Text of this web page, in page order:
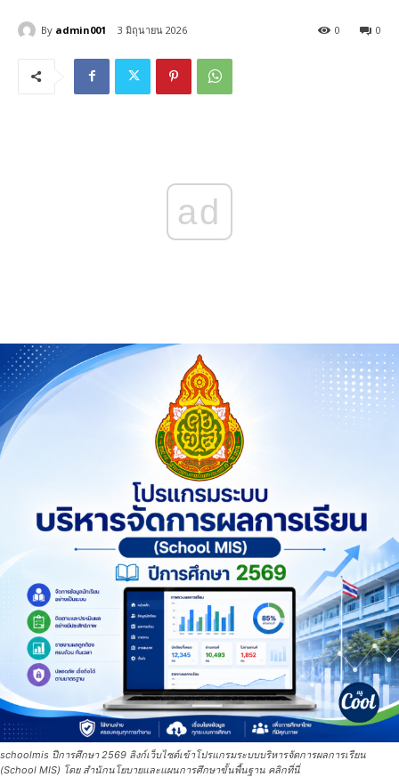
By admin001 3 มิถุนายน 2026 0
0
ad
schoolmis ปีการศึกษา 2569 ลิงก์เว็บไซต์เข้าโปรแกรมระบบบริหารจัดการผลการเรียน
(School MIS) โดย สำนักนโยบายและแผนการศึกษาขั้นพื้นฐาน คลิกที่นี่